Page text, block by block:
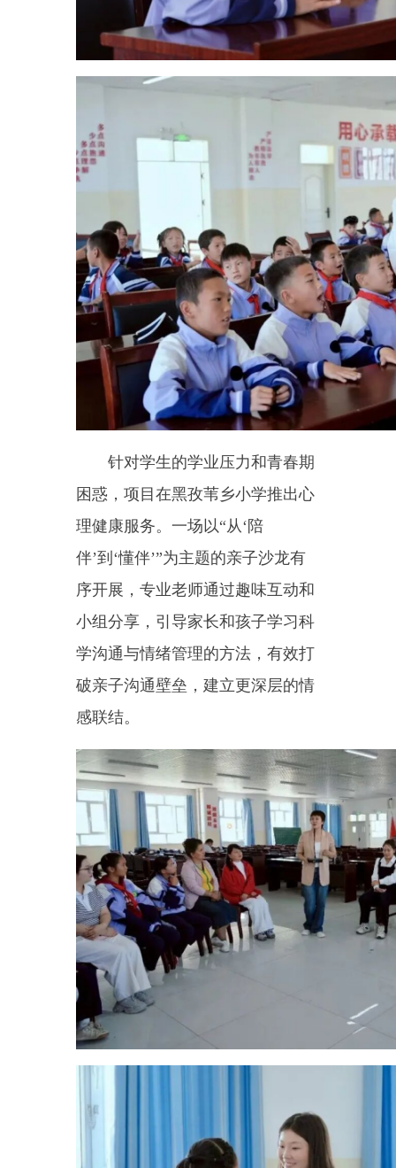
针对学生的学业压力和青春期
困惑，项目在黑孜苇乡小学推出心
理健康服务。一场以
陪
‘懂伴
序开展，专业老师通过趣味互动和
小组分享，引导家长和孩子学习科
学沟通与情绪管理的方法，有效打
破亲子沟通壁垒，建立更深层的情
感联结。